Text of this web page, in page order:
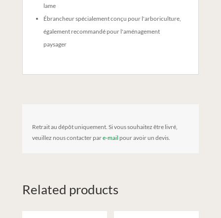
lame
Ébrancheur spécialement conçu pour l'arboriculture,
également recommandé pour l'aménagement
paysager
Retrait au dépôt uniquement. Si vous souhaitez être livré,
veuillez nous contacter pare-mail pour avoir un devis.
Related products